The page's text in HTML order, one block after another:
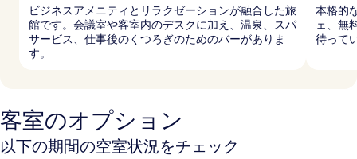
ビジネスアメニティとリラクゼーションが融合した旅
館です。会議室や客室内のデスクに加え、温泉、スパ
サービス、仕事後のくつろぎのためのバーがありま
す。
本格的
ェ、無
待って
客室のオプション
以下の期間の空室状況をチェック